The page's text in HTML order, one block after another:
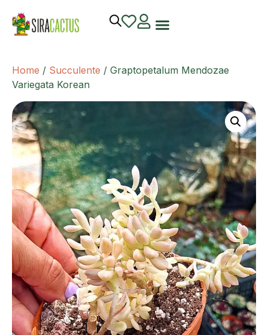
Home / Succulente / Graptopetalum Mendozae
Variegata Korean